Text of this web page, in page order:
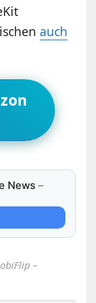
auch
News –
–